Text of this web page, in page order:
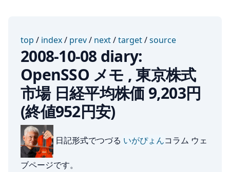
top / index/ prev/ next/target/source
2008-10-08 diary:
OpenSSO メモ , 東京株式
市場 日経平均株価 9,203円
(終値952円安)
日記形式でつづる いがぴょんコラム ウェ
ブページです。